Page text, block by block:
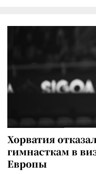
Хорватия
гимнасткам в
Европы